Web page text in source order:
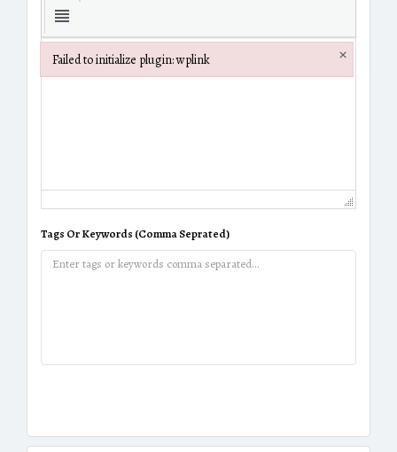
Tags Or Keywords (Comma Seprated)
Failed to initialize plugin: wplink ×
Failed to initialize plugin: wplink